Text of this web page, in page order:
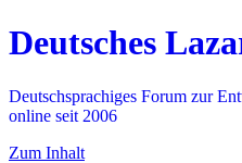
Deutsches
Deutschsprachiges Forum zur
online seit 2006
Zum Inhalt